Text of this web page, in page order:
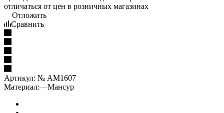
отличаться от цен в розничных магазинах
Отложить
Сравнить
Артикул: № AM1607
Материал:—Мансур